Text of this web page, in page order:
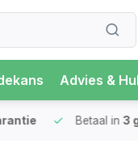
Advies &
Betaal in 3